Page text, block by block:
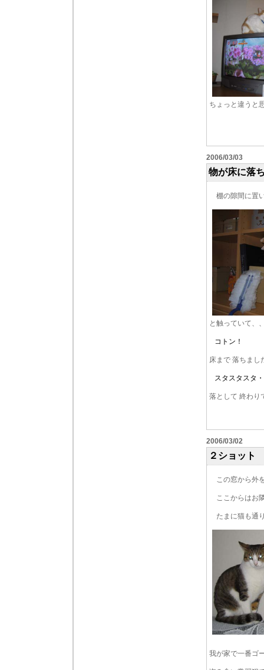
ちょっと違うと
2006/03/03
物が床に落
棚の隙間に置
と触っていて、
コトン！
床まで 落ちまし
スタスタスタ
落として 終わり
2006/03/02
２ショット
この窓から外
ここからはお
たまに猫も通
我が家で一番ゴ